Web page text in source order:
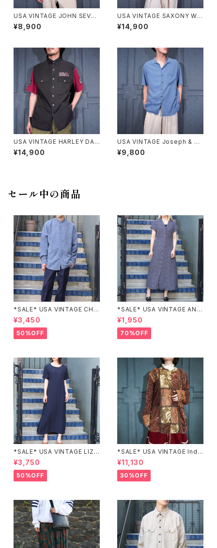
USA VINTAGE JOHN SEVER
SON COLLECTION BY KAH
ALA COCKTAIL PATTERNE
ALAYSIA/アメリカ古着カクテル
柄デザインレーヨンアロハシャ
¥8,900
USA VINTAGE SAXONY WO
VEN DESIGN OPEN COLLA
R HALF SLEEVE SILK SHIR
¥14,900
USA VINTAGE HARLEY DAV
IDSON EAGLE LOGO EMBR
OIDERY DESIGN HALF SLEE
¥14,900
USA VINTAGE Joseph & Fe
iss OPEN COLLAR HALF SL
EEVE SILK SHIRT/アメリカ古
¥9,800
セール中の商品
*SALE* USA VINTAGE CHE
CK PATTERNED BAND COL
LAR SHIRT/アメリカ古着チェッ
ク柄バンドカラーシャツ
¥3,450
50%OFF
*SALE* USA VINTAGE ANN
EX HALF SLEEVE FLOWER
PATTERNED ONE PIECE/ア
メリカ古着半袖花柄ワンピース
¥1,950
70%OFF
*SALE* USA VINTAGE LIZ c
laiborne EMBROIDERY DES
IGN NAVY ONE PIECE/アメリ
カ古着刺繍デザインネイビーワ
ンピース
¥3,750
50%OFF
*SALE* USA VINTAGE Indi
go moon PATCHWORK EM
BROIDERY DESIGN JACKE
T/アメリカ古着パッチワーク刺
繍ジャケット
¥11,130
30%OFF